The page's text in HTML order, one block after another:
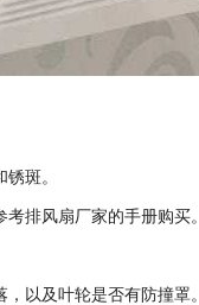
斑。
排风扇厂家的手册购买。
以及叶轮是否有防撞罩。